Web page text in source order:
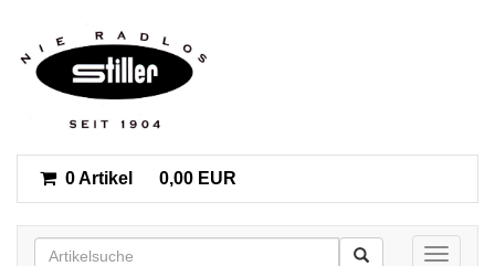
0 Artikel 0,00 EUR
Toggle